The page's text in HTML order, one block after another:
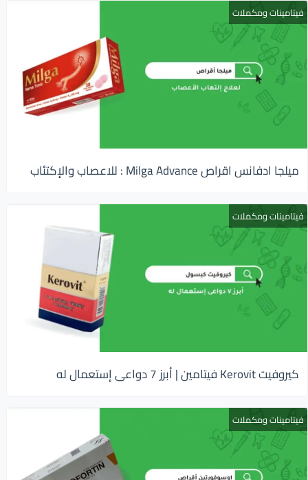
فيتامينات ومكملات
ميلجا ادفانس اقراص Milga Advance : للاعصاب والإكتئاب
فيتامينات ومكملات
كيروفيت Kerovit فيتامين | أبرز 7 دواعى إستعمال له
فيتامينات ومكملات